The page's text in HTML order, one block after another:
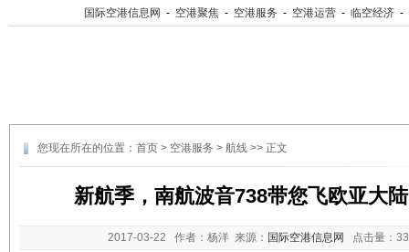
国际空港信息网 - 空港聚焦 - 空港服务 - 空港运营 - 临空经济 -
您现在所在的位置： 首页 > 空港服务 > 航线 >> 正文
新航季，南航波音738带您飞欧亚大
2017-03-22 作者：杨洋 来源： 国际空港信息网 点击量：